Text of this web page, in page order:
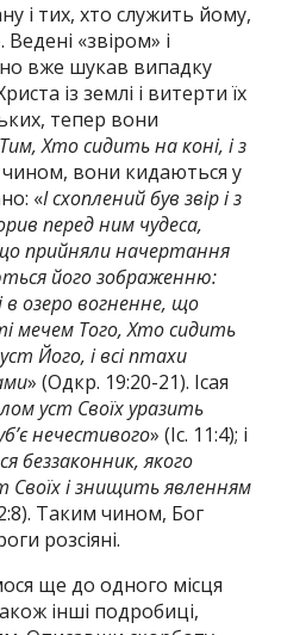
і тих, хто служить йому,
Ведені «звіром» і
вже шукав випадку
із землі і витерти їх
тепер вони
Хто сидить на коні, і з
вони кидаються у
«І схоплений був звір і з
перед ним чудеса,
прийняли начертання
його зображенню:
озеро вогненне, що
мечем Того, Хто сидить
Його, і всі птахи
» (Одкр. 19:20-21). Ісая
уст Своїх уразить
нечестивого» (Іс. 11:4); і
беззаконник, якого
Своїх і знищить явленням
Таким чином, Бог
розсіяні.
ще до одного місця
інші подробиці,